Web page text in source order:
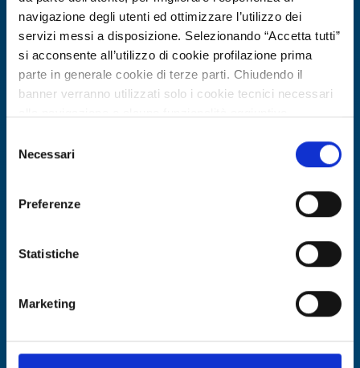
navigazione degli utenti ed ottimizzare l’utilizzo dei
servizi messi a disposizione. Selezionando “Accetta tutti”
si acconsente all’utilizzo di cookie profilazione prima
parte in generale cookie di terze parti. Chiudendo il
banner verranno utilizzati solo i cookie tecnici necessari
Per conoscere i dettagli, consulta la nostra cookie policy.
https://www.openinnovation.regione.lombardia.it/it/co
https://www.openinnovation.regione.lombardia.it/it/pr
delNecessari
Preferenze
Statistiche
Marketing
PMI UK cerca partner per estinguenti
ad alta efficienza per droni
ID EEN: TRGB2025TRGB202511180271118027
SCOPRI DI PIÙ →